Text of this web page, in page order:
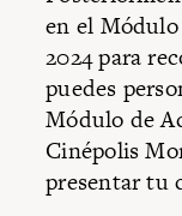
en el
2024 para
puedes
Módulo de
Cinépolis
presentar tu